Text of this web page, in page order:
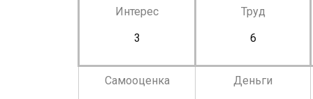
Интерес
3
Труд
6
Самооценка
Деньги